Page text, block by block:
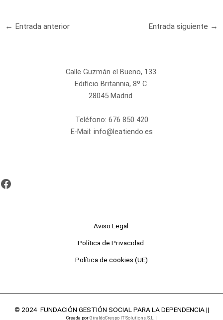
← Entrada anterior Entrada siguiente →
Calle Guzmán el Bueno, 133.
Edificio Britannia, 8º C
28045 Madrid
Teléfono: 676 850 420
E-Mail: info@leatiendo.es
Aviso Legal
Política de Privacidad
Política de cookies (UE)
© 2024 FUNDACIÓN GESTIÓN SOCIAL PARA LA DEPENDENCIA ||
Creada por GiraldoCrespo IT Solutions, S.L.